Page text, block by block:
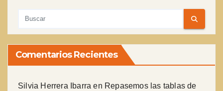
Comentarios Recientes
Silvia Herrera Ibarra en Repasemos las tablas de